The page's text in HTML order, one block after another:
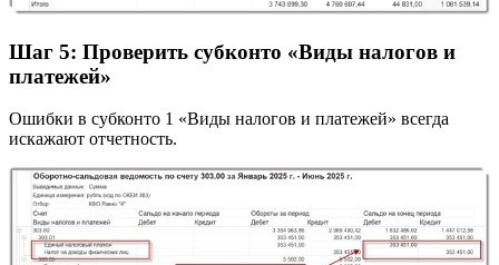
Шаг 5: Проверить субконто «Виды налогов и
платежей»
Ошибки в субконто 1 «Виды налогов и платежей» всегда
искажают отчетность.